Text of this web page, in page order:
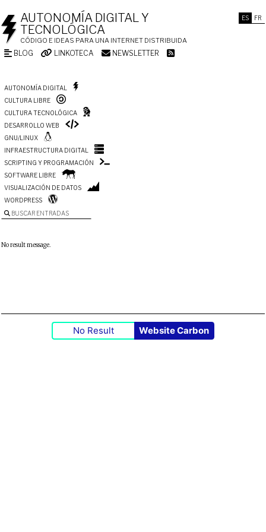
ES FR
AUTONOMÍA DIGITAL Y
TECNOLÓGICA
CÓDIGO E IDEAS PARA UNA INTERNET DISTRIBUIDA
BLOG LINKOTECA NEWSLETTER
AUTONOMÍA DIGITAL
CULTURA LIBRE
CULTURA TECNOLÓGICA
DESARROLLO WEB
GNU/LINUX
INFRAESTRUCTURA DIGITAL
SCRIPTING Y PROGRAMACIÓN
SOFTWARE LIBRE
VISUALIZACIÓN DE DATOS
WORDPRESS
BUSCAR ENTRADAS
No result message.
No Result Website Carbon